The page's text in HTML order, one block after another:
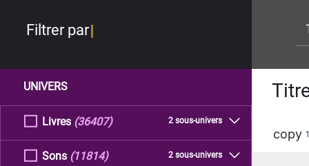
Filtrer par
UNIVERS
Livres 2 sous-univers
(36407)
Sons 2 sous-univers
(11814)
copy